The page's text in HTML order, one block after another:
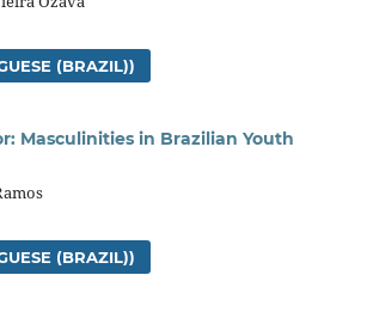
(BRAZIL))
Masculinities in Brazilian Youth
(BRAZIL))